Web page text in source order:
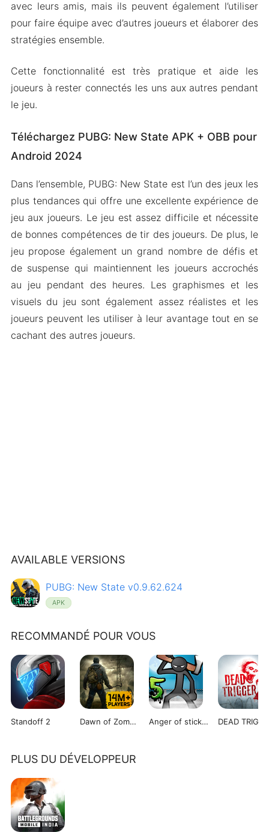
avec leurs amis, mais ils peuvent également l’utiliser
pour faire équipe avec d’autres joueurs et élaborer des
stratégies ensemble.
Cette fonctionnalité est très pratique et aide les
joueurs à rester connectés les uns aux autres pendant
le jeu.
Téléchargez PUBG: New State APK + OBB pour
Android 2024
Dans l’ensemble, PUBG: New State est l’un des jeux les
plus tendances qui offre une excellente expérience de
jeu aux joueurs. Le jeu est assez difficile et nécessite
de bonnes compétences de tir des joueurs. De plus, le
jeu propose également un grand nombre de défis et
de suspense qui maintiennent les joueurs accrochés
au jeu pendant des heures. Les graphismes et les
visuels du jeu sont également assez réalistes et les
joueurs peuvent les utiliser à leur avantage tout en se
cachant des autres joueurs.
AVAILABLE VERSIONS
PUBG: New State v0.9.62.624
APK
RECOMMANDÉ POUR VOUS
Standoff 2 Dawn of Zombies Anger of stick 5 : zombie
PLUS DU DÉVELOPPEUR